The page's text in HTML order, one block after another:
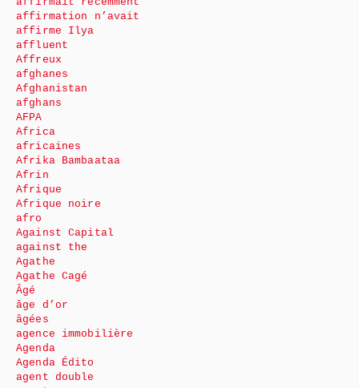
affirmation n’avait
affirme Ilya
affluent
Affreux
afghanes
Afghanistan
afghans
AFPA
Africa
africaines
Afrika Bambaataa
Afrin
Afrique
Afrique noire
afro
Against Capital
against the
Agathe
Agathe Cagé
Âgé
âge d’or
âgées
agence immobilière
Agenda
Agenda Édito
agent double